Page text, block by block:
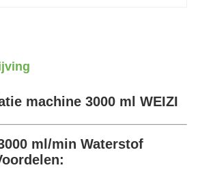
machine 3000 ml WEIZI
ml/min Waterstof